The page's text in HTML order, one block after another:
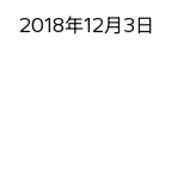
2018年12月3日